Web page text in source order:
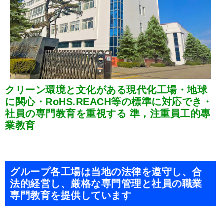
クリーン環境と文化がある現代化工場・地球
に関心・RoHS.REACH等の標準に対応でき・
社員の専門教育を重視する 準，注重員工的專
業教育
グループ各工場は当地の法律を遵守し、合
法的経営し、厳格な専門管理と社員の職業
専門教育を提供しています